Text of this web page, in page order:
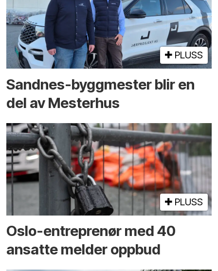
PLUSS
Sandnes-byggmester blir en
del av Mesterhus
PLUSS
Oslo-entreprenør med 40
ansatte melder oppbud